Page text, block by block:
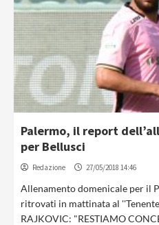
Palermo, il report
per Bellusci
Redazione 27/05/2018 14:46
Allenamento domenicale per il
ritrovati in mattinata al
RAJKOVIC: "RESTIAMO